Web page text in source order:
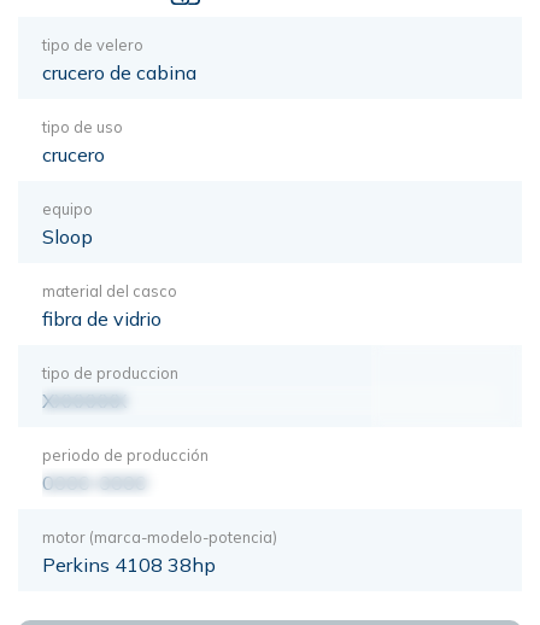
tipo de velero
crucero de cabina
tipo de uso
crucero
equipo
Sloop
material del casco
fibra de vidrio
tipo de produccion
XXXXXXX
periodo de producción
0000-0000
motor (marca-modelo-potencia)
Perkins 4108 38hp